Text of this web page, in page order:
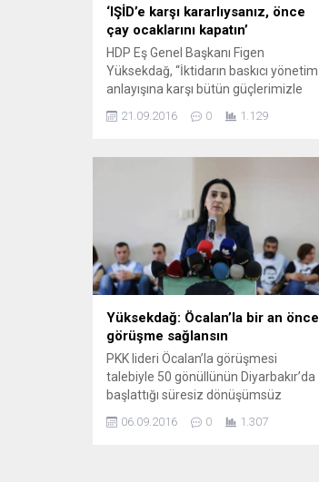
‘IŞİD’e karşı kararlıysanız, önce
çay ocaklarını kapatın’
HDP Eş Genel Başkanı Figen
Yüksekdağ, “İktidarın baskıcı yönetim
anlayışına karşı bütün güçlerimizle
kılığına girmiş fermanlarınızı
ferman yerine KHK’lerle ülkeye
despotluk dayatıyor. Bu, asla izin
vereceğimiz bir siyasi yaklaşım değil”
diye konuştu. Halkların Demokratik
Partisi (HDP) Eş Genel Başkanı Figen
Yüksekdağ, Parti Meclisi...
21.09.2016 0 1.129
Yüksekdağ: Öcalan’la bir an önce
görüşme sağlansın
PKK lideri Öcalan’la görüşmesi
talebiyle 50 gönüllünün Diyarbakır’da
başlattığı süresiz dönüşümsüz
Genel Başkanı Yüksekdağ, Öcalan ile
06.09.2016 0 1.307